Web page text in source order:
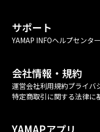
サポート
YAMAP INFOヘルプセンター
会社情報・規約
運営会社利用規約プライバ
特定商取引に関する法律に